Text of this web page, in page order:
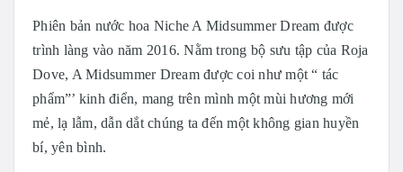
Phiên bản nước hoa Niche A Midsummer Dream được
trình làng vào năm 2016. Nằm trong bộ sưu tập của Roja
Dove, A Midsummer Dream được coi như một “ tác
phẩm”’ kinh điển, mang trên mình một mùi hương mới
mẻ, lạ lẫm, dẫn dắt chúng ta đến một không gian huyền
bí, yên bình.